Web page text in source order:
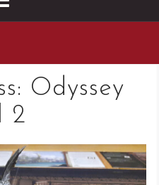
Odyssey
2